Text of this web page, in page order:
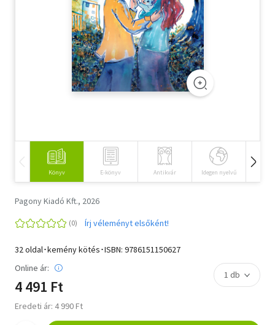
Szótár, nyelvkönyv
Tankönyv, segédkönyv
Társadalomtudomány
Természettudomány
Vallás
Könyv E-könyv Antikvár Idegen nyelvű
Pagony Kiadó Kft., 2026
Írj véleményt elsőként!
32 oldal･kemény kötés･ISBN: 9786151150627
Online ár:
4 491 Ft
Eredeti ár: 4 990 Ft